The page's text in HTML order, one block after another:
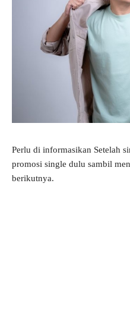
Perlu di informasikan Setelah
promosi single dulu sambil
berikutnya.